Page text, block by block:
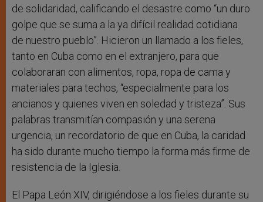
de solidaridad, calificando el desastre como “un duro
golpe que se suma a la ya difícil realidad cotidiana
de nuestro pueblo”. Hicieron un llamado a los fieles,
tanto en Cuba como en el extranjero, para que
colaboraran con alimentos, ropa, ropa de cama y
materiales para techos, “especialmente para los
ancianos y quienes viven en soledad y tristeza”. Sus
palabras transmitían compasión y una serena
urgencia, un recordatorio de que en Cuba, la caridad
ha sido durante mucho tiempo la forma más firme de
resistencia de la Iglesia.
El Papa León XIV, dirigiéndose a los fieles durante su